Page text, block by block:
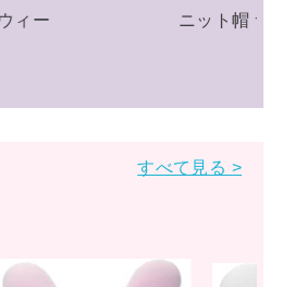
ニット帽 サンリオ
すべて見る >